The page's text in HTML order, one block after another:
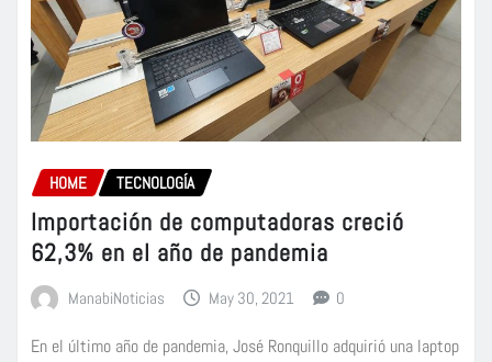
HOME TECNOLOGÍA
Importación de computadoras creció
62,3% en el año de pandemia
ManabiNoticias May 30, 2021 0
En el último año de pandemia, José Ronquillo adquirió una laptop